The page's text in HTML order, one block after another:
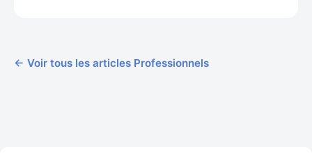
← Voir tous les articles Professionnels